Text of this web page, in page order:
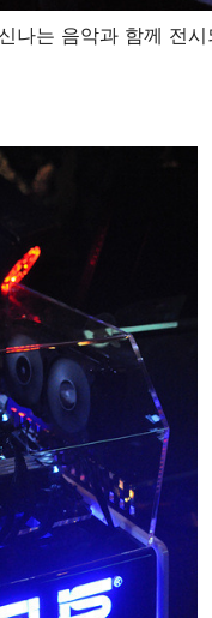
나는 음악과 함께 전